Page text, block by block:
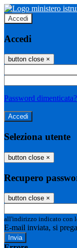
Accedi
Accedi
button close ×
Password dimenticata?
Seleziona utente
button close ×
Recupero
button close ×
all'indirizzo indicato con
E-mail inviata, si